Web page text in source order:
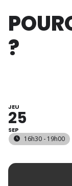
?
JEU
25
SEP
16h30 - 19h00